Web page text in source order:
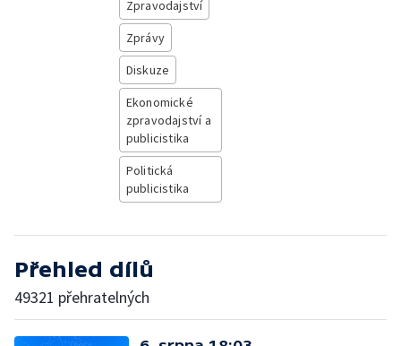
Zpravodajství
Zprávy
Diskuze
Ekonomické
zpravodajství a
publicistika
Politická
publicistika
Přehled dílů
49321 přehratelných